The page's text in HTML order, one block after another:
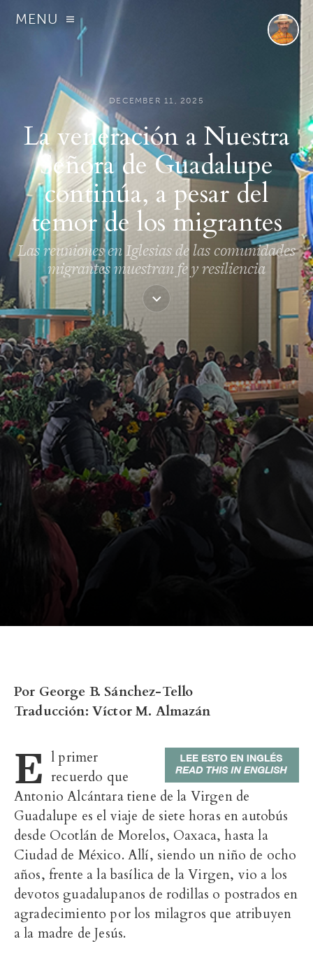
MENU
DECEMBER 11, 2025
La veneración a Nuestra
Señora de Guadalupe
continúa, a pesar del
temor de los migrantes
Las reuniones en Iglesias de las comunidades
migrantes muestran fe y resiliencia
Por George B. Sánchez-Tello
Traducción: Víctor M. Almazán
E l primer
recuerdo que
Antonio Alcántara tiene de la Virgen de
Guadalupe es el viaje de siete horas en autobús
desde Ocotlán de Morelos, Oaxaca, hasta la
Ciudad de México. Allí, siendo un niño de ocho
años, frente a la basílica de la Virgen, vio a los
devotos guadalupanos de rodillas o postrados en
agradecimiento por los milagros que atribuyen
a la madre de Jesús.